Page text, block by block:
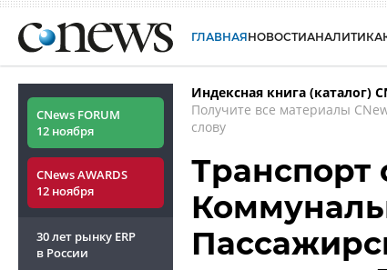
ГЛАВНАЯНОВОСТИАНАЛИТИКА
CNews FORUM
12 ноября
CNews AWARDS
12 ноября
30 лет рынку ERP
в России
Индексная книга (каталог)
Получите все материалы
слову